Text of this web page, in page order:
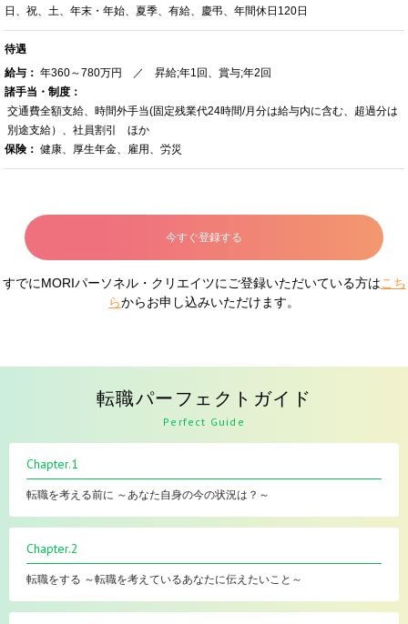
日、祝、土、年末・年始、夏季、有給、慶弔、年間休日120日
待遇
給与： 年360～780万円 ／ 昇給;年1回、賞与;年2回
諸手当・制度：
交通費全額支給、時間外手当(固定残業代24時間/月分は給与内に含む、超過分は
別途支給）、社員割引 ほか
保険： 健康、厚生年金、雇用、労災
今すぐ登録する
すでにMORIパーソネル・クリエイツにご登録いただいている方はこち
らからお申し込みいただけます。
転職パーフェクトガイド
Perfect Guide
Chapter.1
転職を考える前に ～あなた自身の今の状況は？～
Chapter.2
転職をする ～転職を考えているあなたに伝えたいこと～